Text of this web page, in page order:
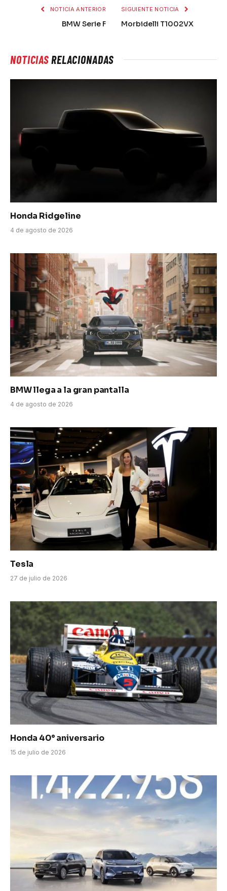
NOTICIA ANTERIOR
BMW Serie F
SIGUIENTE NOTICIA
Morbidelli T1002VX
NOTICIASRELACIONADAS
Honda Ridgeline
4 de agosto de 2026
BMW llega a la gran pantalla
4 de agosto de 2026
Tesla
27 de julio de 2026
Honda 40° aniversario
15 de julio de 2026